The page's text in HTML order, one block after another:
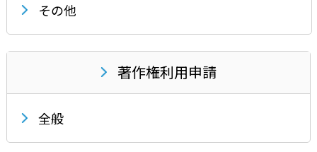
その他
著作権利用申請
全般